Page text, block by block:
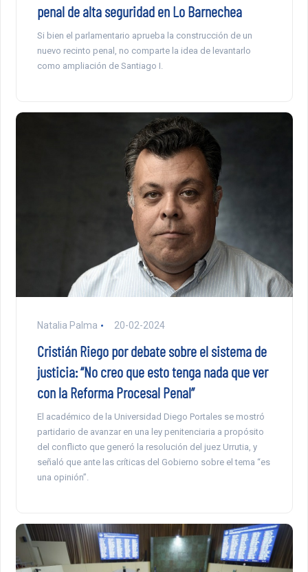
penal de alta seguridad en Lo Barnechea
Si bien el parlamentario aprueba la construcción de un
nuevo recinto penal, no comparte la idea de levantarlo
como ampliación de Santiago I.
Natalia Palma 20-02-2024
Cristián Riego por debate sobre el sistema de
justicia: “No creo que esto tenga nada que ver
con la Reforma Procesal Penal”
El académico de la Universidad Diego Portales se mostró
partidario de avanzar en una ley penitenciaria a propósito
del conflicto que generó la resolución del juez Urrutia, y
señaló que ante las críticas del Gobierno sobre el tema “es
una opinión”.